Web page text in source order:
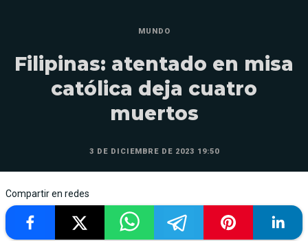
MUNDO
Filipinas: atentado en misa
católica deja cuatro
muertos
3 DE DICIEMBRE DE 2023 19:50
Compartir en redes